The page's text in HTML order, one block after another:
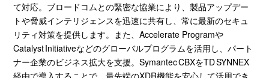
て対応。ブロードコムとの緊密な協業により、製品アップデー
トや脅威インテリジェンスを迅速に共有し、常に最新のセキュ
リティ対策を提供します。また、Accelerate Programや
CatalystInitiativeなどのグローバルプログラムを活用し、パート
ナー企業のビジネス拡大を支援。SymantecCBXをTDSYNNEX